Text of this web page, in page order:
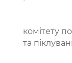
комітету
та